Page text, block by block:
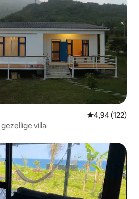
Gemiddelde
4,94 (122)
villa